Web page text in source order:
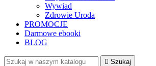
Wywiad
Zdrowie Uroda
PROMOCJE
Darmowe ebooki
BLOG
 Szukaj